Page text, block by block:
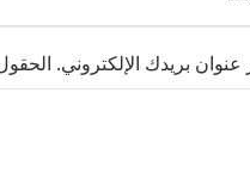
بريدك الإلكتروني.